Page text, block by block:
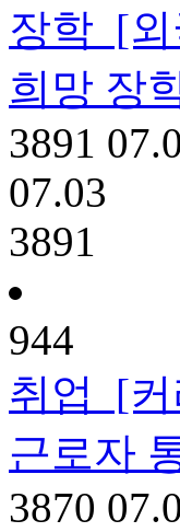
장학 [
희망 장
3891
07.03
3891
944
취업
[
근로자
3870